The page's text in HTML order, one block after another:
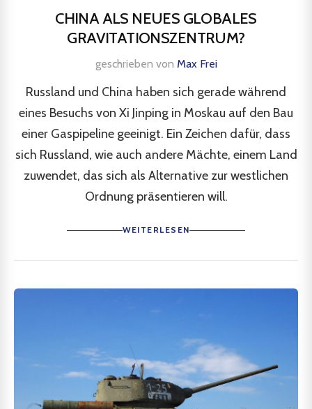
CHINA ALS NEUES GLOBALES
GRAVITATIONSZENTRUM?
geschrieben von Max Frei
Russland und China haben sich gerade während
eines Besuchs von Xi Jinping in Moskau auf den Bau
einer Gaspipeline geeinigt. Ein Zeichen dafür, dass
sich Russland, wie auch andere Mächte, einem Land
zuwendet, das sich als Alternative zur westlichen
Ordnung präsentieren will.
WEITERLESEN